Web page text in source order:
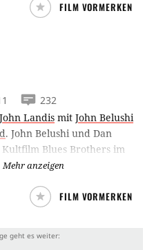
Meisterwerk von Tomas
FILM VORMERKEN
232
John Landis mit John Belushi
. John Belushi und Dan
Blues Brothers im
unterwegs.
Mehr anzeigen
FILM VORMERKEN